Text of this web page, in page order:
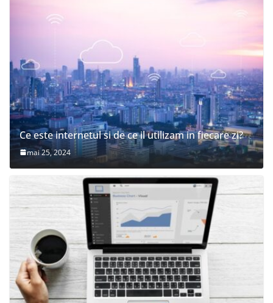
Ce este internetul si de ce il utilizam in fiecare zi?
mai 25, 2024